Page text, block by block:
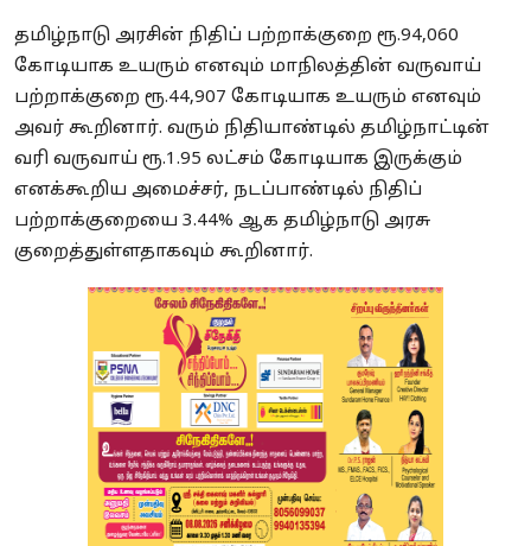
தமிழ்நாடு அரசின் நிதிப் பற்றாக்குறை ரூ.94,060
கோடியாக உயரும் எனவும் மாநிலத்தின் வருவாய்
பற்றாக்குறை ரூ.44,907 கோடியாக உயரும் எனவும்
அவர் கூறினார். வரும் நிதியாண்டில் தமிழ்நாட்டின்
வரி வருவாய் ரூ.1.95 லட்சம் கோடியாக இருக்கும்
எனக்கூறிய அமைச்சர், நடப்பாண்டில் நிதிப்
பற்றாக்குறையை 3.44% ஆக தமிழ்நாடு அரசு
குறைத்துள்ளதாகவும் கூறினார்.